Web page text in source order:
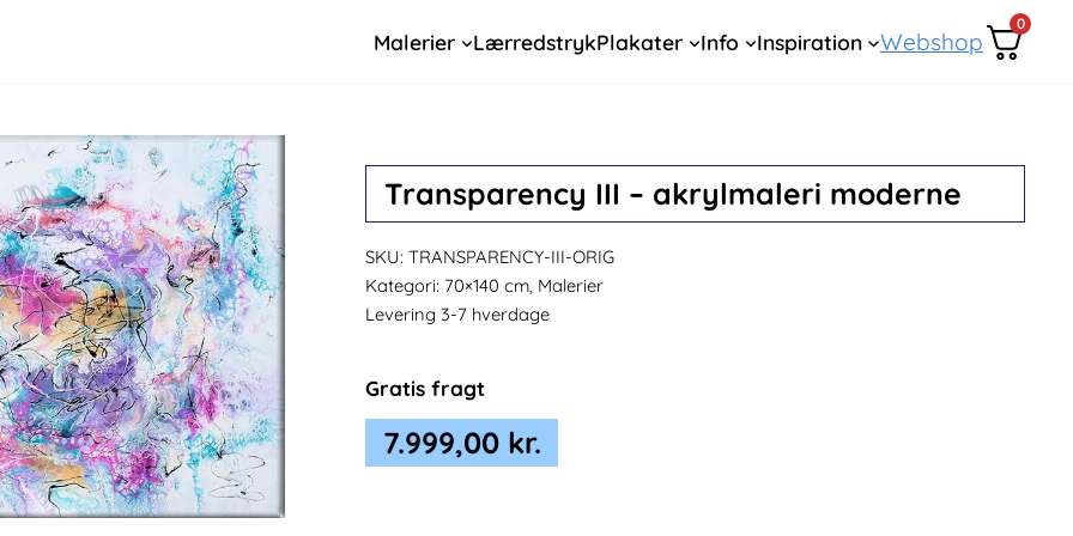
Malerier LærredstrykPlakater Info Inspiration Webshop
0
Transparency III – akrylmaleri moderne
SKU: TRANSPARENCY-III-ORIG
Kategori: 70×140 cm, Malerier
Levering 3-7 hverdage
Gratis fragt
7.999,00 kr.